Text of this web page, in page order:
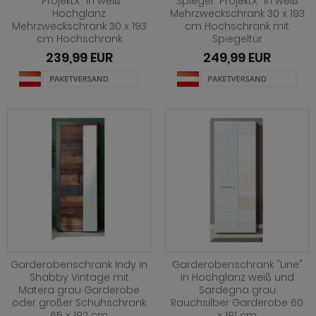
Hochglanz
Mehrzweckschrank 30 x 193
cm Hochschrank
239,99 EUR
Mehrzweckschrank 30 x 193
cm Hochschrank mit
Spiegeltür
249,99 EUR
Garderobenschrank Indy in
Shabby Vintage mit
Matera grau Garderobe
oder großer Schuhschrank
Garderobenschrank "Line"
in Hochglanz weiß und
Sardegna grau
Rauchsilber Garderobe 60
Shade
Skylight
Stanton
Touch
Ward